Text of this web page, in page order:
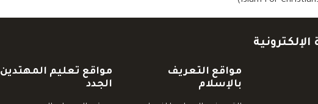
مواقع التعريف
بالإسلام
مواقع تعليم المهتدين
الجدد